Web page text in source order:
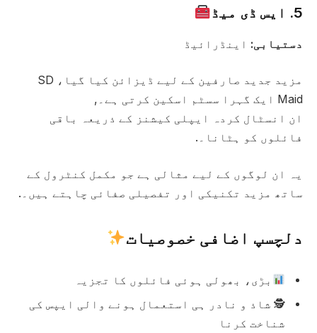
5. ایس ڈی میڈ
دستیابی: اینڈرائیڈ
مزید جدید صارفین کے لیے ڈیزائن کیا گیا، SD
Maid ایک گہرا سسٹم اسکین کرتی ہے۔,
ان انسٹال کردہ ایپلی کیشنز کے ذریعہ باقی
فائلوں کو ہٹانا۔.
یہ ان لوگوں کے لیے مثالی ہے جو مکمل کنٹرول کے
ساتھ مزید تکنیکی اور تفصیلی صفائی چاہتے ہیں۔.
دلچسپ اضافی خصوصیات
بڑی، بھولی ہوئی فائلوں کا تجزیہ
🕵️ شاذ و نادر ہی استعمال ہونے والی ایپس کی
شناخت کرنا